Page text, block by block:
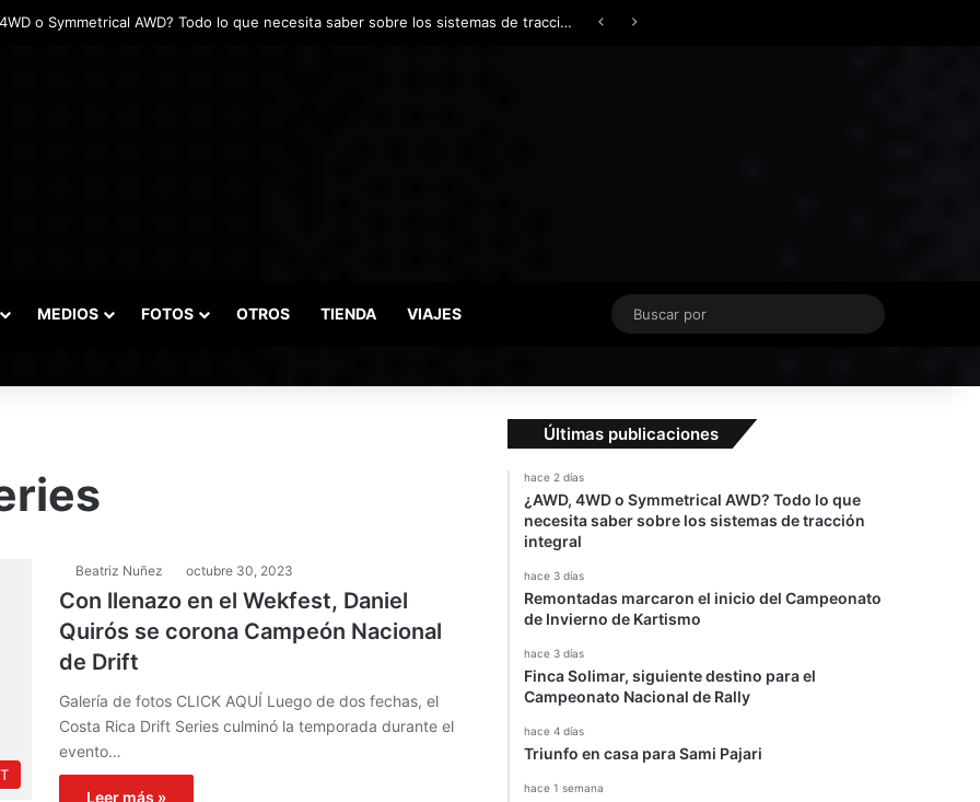
marcaron el inicio del Campeonato de Invierno de Kartismo
MEDIOS FOTOS OTROS TIENDA VIAJES
Buscar
Beatriz Nuñez octubre 30, 2023
Con llenazo en el Wekfest, Daniel
Quirós se corona Campeón Nacional
de Drift
Galería de fotos CLICK AQUÍ Luego de dos fechas, el
Costa Rica Drift Series culminó la temporada durante el
evento…
Leer más »
Últimas publicaciones
hace 2 días
¿AWD, 4WD o Symmetrical AWD? Todo lo que
necesita saber sobre los sistemas de tracción
integral
hace 3 días
Remontadas marcaron el inicio del Campeonato
de Invierno de Kartismo
hace 3 días
Finca Solimar, siguiente destino para el
Campeonato Nacional de Rally
hace 4 días
Triunfo en casa para Sami Pajari
hace 1 semana